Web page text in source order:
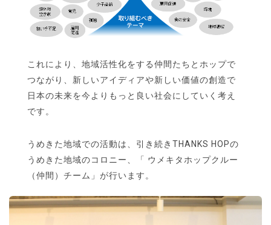
これにより、地域活性化をする仲間たちとホップで
つながり、新しいアイディアや新しい価値の創造で
日本の未来を今よりもっと良い社会にしていく考え
です。
うめきた地域での活動は、引き続きTHANKS HOPの
うめきた地域のコロニー、「 ウメキタホップクルー
（仲間）チーム」が行います。